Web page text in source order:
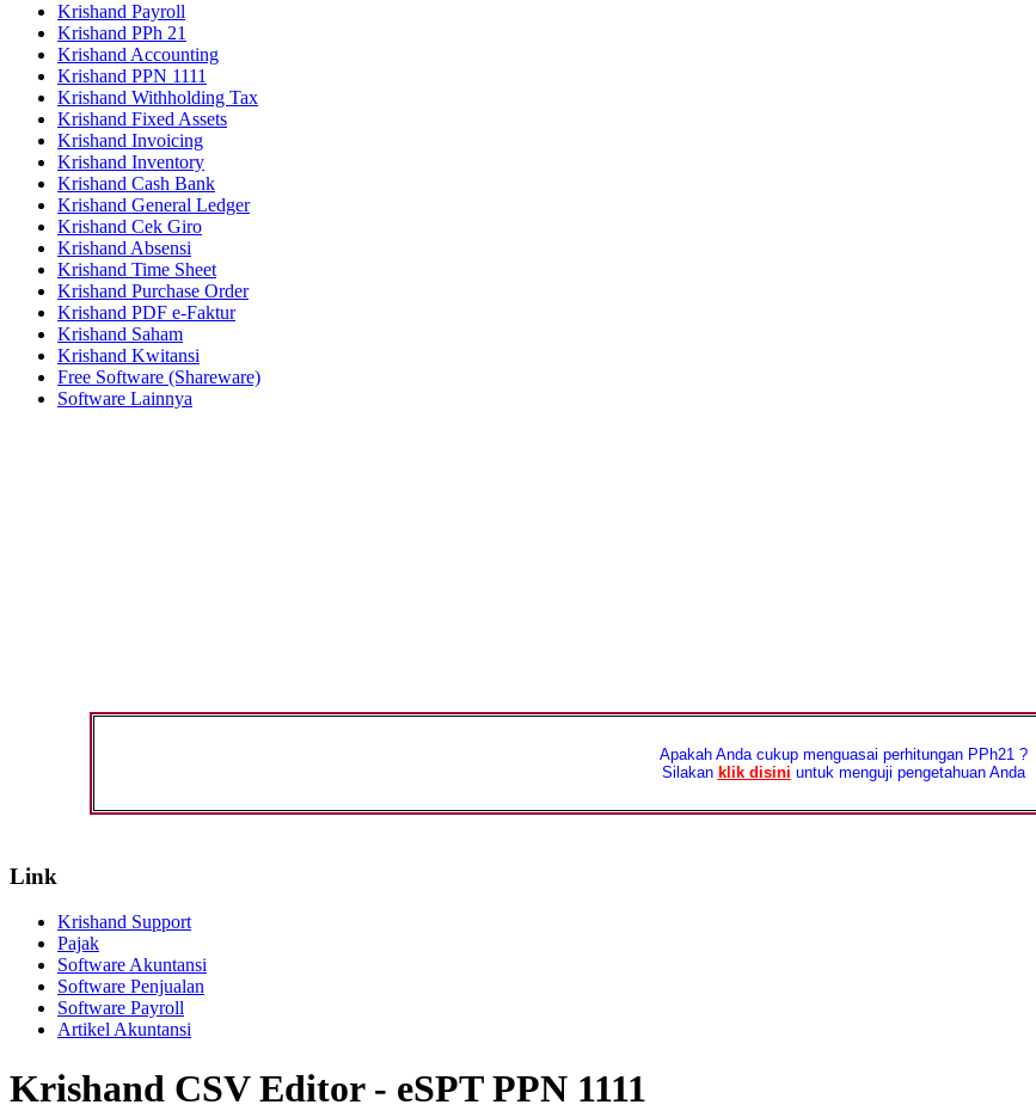
Krishand Payroll
Krishand PPh 21
Krishand Accounting
Krishand PPN 1111
Krishand Withholding Tax
Krishand Fixed Assets
Krishand Invoicing
Krishand Inventory
Krishand Cash Bank
Krishand General Ledger
Krishand Cek Giro
Krishand Absensi
Krishand Time Sheet
Krishand Purchase Order
Krishand PDF e-Faktur
Krishand Saham
Krishand Kwitansi
Free Software (Shareware)
Software Lainnya
Apakah Anda cukup menguasai perhitungan PPh21 ?
Silakan klik disini untuk menguji pengetahuan Anda
Link
Krishand Support
Pajak
Software Akuntansi
Software Penjualan
Software Payroll
Artikel Akuntansi
Krishand CSV Editor - eSPT PPN 1111